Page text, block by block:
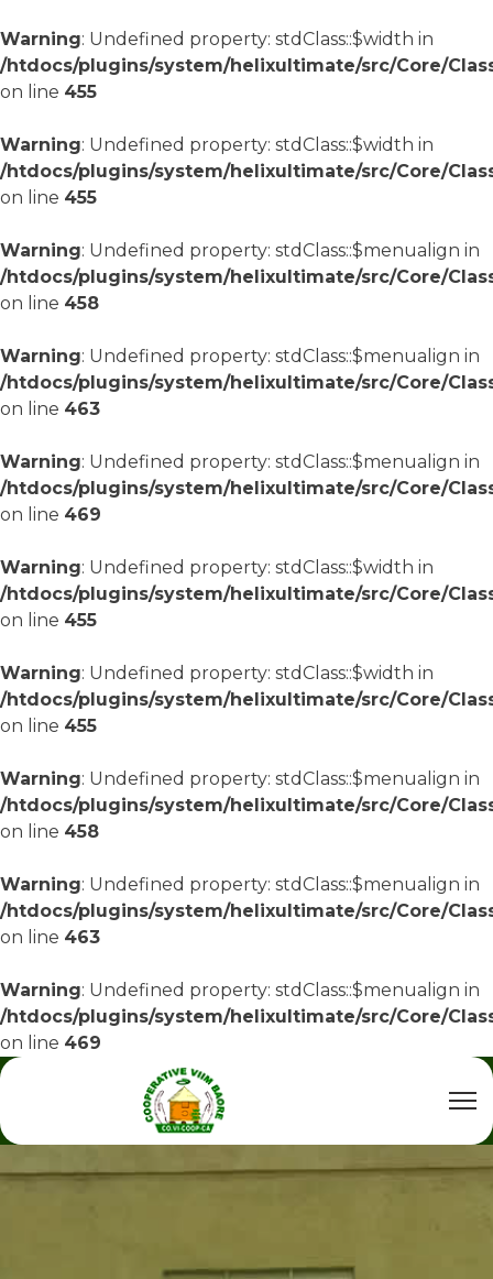
Warning: Undefined property: stdClass::$width in
/htdocs/plugins/system/helixultimate/src/Core/
on line 455
Warning: Undefined property: stdClass::$width in
/htdocs/plugins/system/helixultimate/src/Core/
on line 455
Warning: Undefined property: stdClass::$menualign in
/htdocs/plugins/system/helixultimate/src/Core/
on line 458
Warning: Undefined property: stdClass::$menualign in
/htdocs/plugins/system/helixultimate/src/Core/
on line 463
Warning: Undefined property: stdClass::$menualign in
/htdocs/plugins/system/helixultimate/src/Core/
on line 469
Warning: Undefined property: stdClass::$width in
/htdocs/plugins/system/helixultimate/src/Core/
on line 455
Warning: Undefined property: stdClass::$width in
/htdocs/plugins/system/helixultimate/src/Core/
on line 455
Warning: Undefined property: stdClass::$menualign in
/htdocs/plugins/system/helixultimate/src/Core/
on line 458
Warning: Undefined property: stdClass::$menualign in
/htdocs/plugins/system/helixultimate/src/Core/
on line 463
Warning: Undefined property: stdClass::$menualign in
/htdocs/plugins/system/helixultimate/src/Core/
on line 469